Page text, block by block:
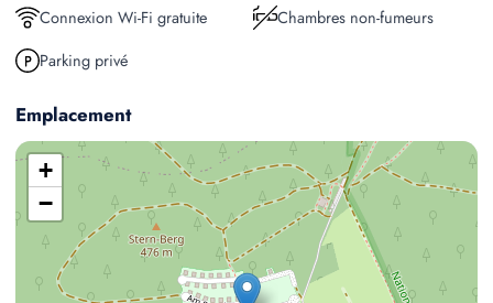
Connexion Wi-Fi gratuite
Chambres non-fumeurs
Parking privé
Emplacement
+
−